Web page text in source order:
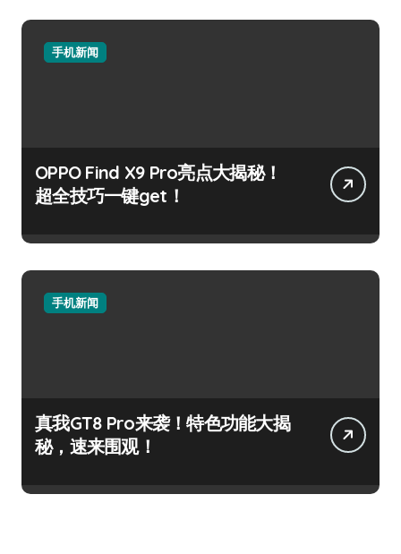
手机新闻
OPPO Find X9 Pro亮点大揭秘！
超全技巧一键get！
手机新闻
真我GT8 Pro来袭！特色功能大揭
秘，速来围观！